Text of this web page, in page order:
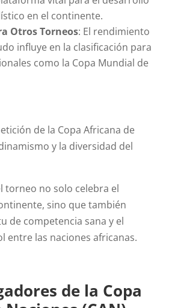
en el continente.
Otros Torneos: El rendimiento
influye en la clasificación para
como la Copa Mundial de
de la Copa Africana de
y la diversidad del
torneo no solo celebra el
sino que también
de competencia sana y el
entre las naciones africanas.
de la Copa